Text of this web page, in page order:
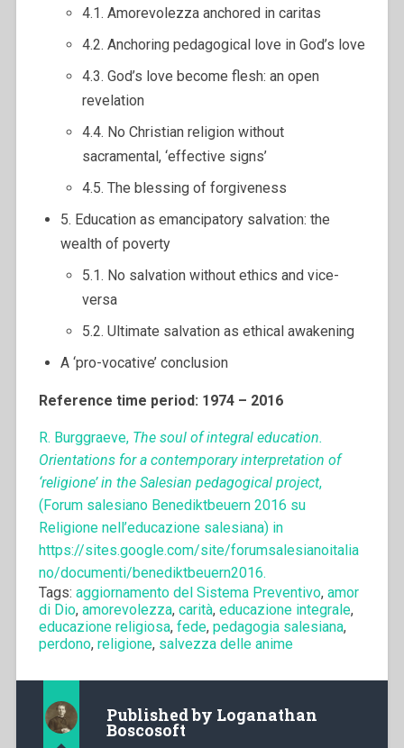
4.1. Amorevolezza anchored in caritas
4.2. Anchoring pedagogical love in God’s love
4.3. God’s love become flesh: an open
revelation
4.4. No Christian religion without
sacramental, ‘effective signs’
4.5. The blessing of forgiveness
5. Education as emancipatory salvation: the
wealth of poverty
5.1. No salvation without ethics and vice-
versa
5.2. Ultimate salvation as ethical awakening
A ‘pro-vocative’ conclusion
Reference time period: 1974 – 2016
R. Burggraeve, The soul of integral education.
Orientations for a contemporary interpretation of
‘religione’ in the Salesian pedagogical project,
(Forum salesiano Benediktbeuern 2016 su
Religione nell’educazione salesiana) in
https://sites.google.com/site/forumsalesianoitalia
no/documenti/benediktbeuern2016.
Tags: aggiornamento del Sistema Preventivo, amor
di Dio, amorevolezza, carità, educazione integrale,
educazione religiosa, fede, pedagogia salesiana,
perdono, religione, salvezza delle anime
Published by Loganathan
Boscosoft